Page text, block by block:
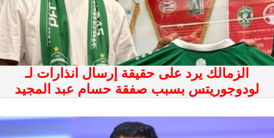
الزمالك يرد على حقيقة إرسال انذارات لـ
لودوجوريتس بسبب صفقة حسام عبد المجيد